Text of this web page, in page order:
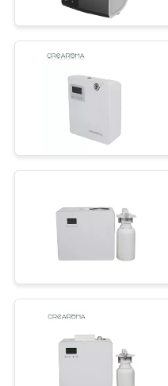
NOUS
D'USINE
CONTRÔLE
QUALITÉ
NOUS
NOUVELLES